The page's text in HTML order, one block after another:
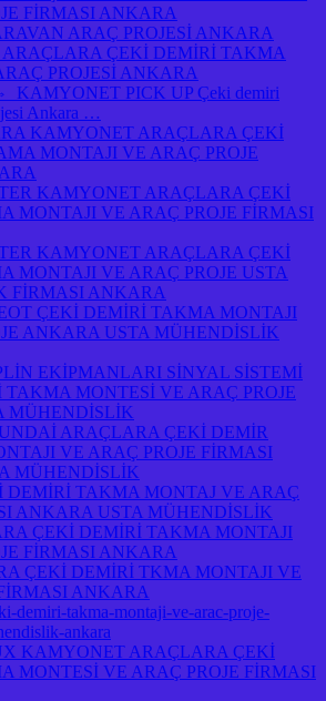
FİRMASI ANKARA
ARAÇ PROJESİ ANKARA
ARAÇLARA ÇEKİ DEMİRİ TAKMA
PROJESİ ANKARA
KAMYONET PICK UP Çeki demiri
Ankara …
KAMYONET ARAÇLARA ÇEKİ
MONTAJI VE ARAÇ PROJE
KAMYONET ARAÇLARA ÇEKİ
MONTAJI VE ARAÇ PROJE FİRMASI
KAMYONET ARAÇLARA ÇEKİ
MONTAJI VE ARAÇ PROJE USTA
FİRMASI ANKARA
ÇEKİ DEMİRİ TAKMA MONTAJI
ANKARA USTA MÜHENDİSLİK
EKİPMANLARI SİNYAL SİSTEMİ
MONTESİ VE ARAÇ PROJE
MÜHENDİSLİK
ARAÇLARA ÇEKİ DEMİR
VE ARAÇ PROJE FİRMASI
MÜHENDİSLİK
DEMİRİ TAKMA MONTAJ VE ARAÇ
ANKARA USTA MÜHENDİSLİK
ÇEKİ DEMİRİ TAKMA MONTAJI
FİRMASI ANKARA
ÇEKİ DEMİRİ TKMA MONTAJI VE
ANKARA
demiri-takma-montaji-ve-arac-proje-
ankara
KAMYONET ARAÇLARA ÇEKİ
MONTESİ VE ARAÇ PROJE FİRMASI